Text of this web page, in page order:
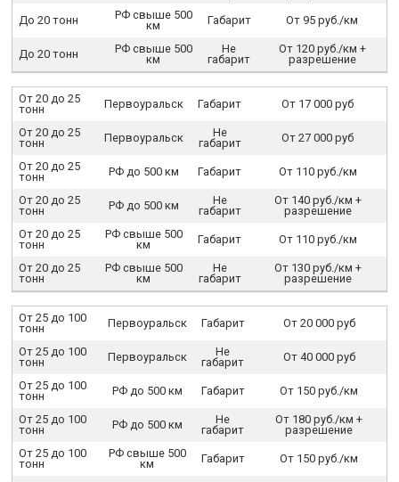
До 20 тонн
РФ свыше 500
км
Габарит От 95 руб./км
До 20 тонн
РФ свыше 500
км
Не
габарит
От 120 руб./км +
разрешение
От 20 до 25
тонн
Первоуральск Габарит От 17 000 руб
От 20 до 25
тонн
Первоуральск
Не
габарит
От 27 000 руб
От 20 до 25
тонн
РФ до 500 км Габарит От 110 руб./км
От 20 до 25
тонн
РФ до 500 км
Не
габарит
От 140 руб./км +
разрешение
От 20 до 25
тонн
РФ свыше 500
км
Габарит От 110 руб./км
От 20 до 25
тонн
РФ свыше 500
км
Не
габарит
От 130 руб./км +
разрешение
От 25 до 100
тонн
Первоуральск Габарит От 20 000 руб
От 25 до 100
тонн
Первоуральск
Не
габарит
От 40 000 руб
От 25 до 100
тонн
РФ до 500 км Габарит От 150 руб./км
От 25 до 100
тонн
РФ до 500 км
Не
габарит
От 180 руб./км +
разрешение
От 25 до 100
тонн
РФ свыше 500
км
Габарит От 150 руб./км